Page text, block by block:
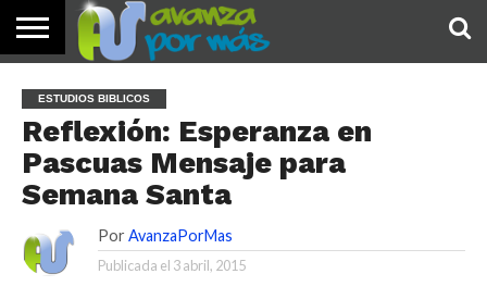
PALABRA
DE HOY
DEVOCIONALES
NOTICIAS
TESTIMONIOS
ORACIONES
SOBRE
NOSOTROS
IMÁGENES
ESTUDIOS BIBLICOS
Reflexión: Esperanza en
Pascuas Mensaje para
Semana Santa
Por AvanzaPorMas
Publicada el 3 abril, 2015